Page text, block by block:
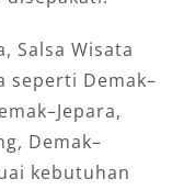
Salsa Wisata
seperti Demak–
Demak–
kebutuhan